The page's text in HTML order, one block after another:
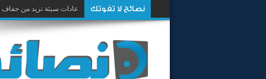
نصائح لا تفوتك عادات سيئة تزيد من جفاف
كيف تكون شخص صاحب